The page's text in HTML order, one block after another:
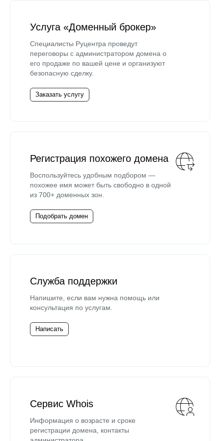
Услуга «Доменный брокер»
Специалисты Руцентра проведут
переговоры с администратором домена о
его продаже по вашей цене и организуют
безопасную сделку.
Заказать услугу
Регистрация похожего домена
Воспользуйтесь удобным подбором —
похожее имя может быть свободно в одной
из 700+ доменных зон.
Подобрать домен
Служба поддержки
Напишите, если вам нужна помощь или
консультация по услугам.
Написать
Сервис Whois
Информация о возрасте и сроке
регистрации домена, контакты